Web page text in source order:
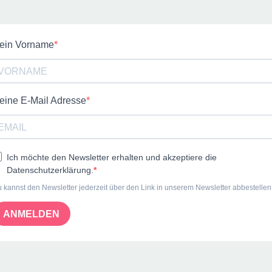
Vorname
E-Mail Adresse
Ich möchte den Newsletter erhalten und akzeptiere die
Datenschutzerklärung.
kannst den Newsletter jederzeit über den Link in unserem Newsletter
ANMELDEN